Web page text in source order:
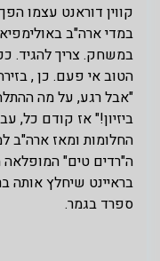
קווין דוראנט עצמו
במשחק. צריך להגיד.
הטוב אי פעם. כן ,
"אבל רגע, על מה
ביזיון!" אז קודם כל,
החלומות ומאז ארה"ב
בראיינט שיחלץ אותה
ספרד בגמר.